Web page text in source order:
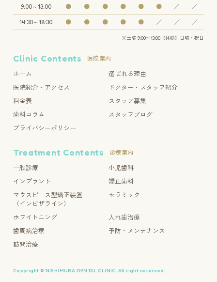
9:00～13:00 ● ● ● ● ● ● ／ ／
14:30～18:30 ● ● ● ● ● ／ ／ ／
※土曜 9:00〜13:00【休診】日曜・祝日
Clinic Contents 医院案内
ホーム
選ばれる理由
医院紹介・アクセス
ドクター・スタッフ紹介
料金表
スタッフ募集
歯科コラム
スタッフブログ
プライバシーポリシー
Treatment Contents 診療案内
一般診療
小児歯科
インプラント
矯正歯科
マウスピース型矯正装置
（インビザライン）
セラミック
ホワイトニング
入れ歯治療
歯周病治療
予防・メンテナンス
訪問治療
Copyright © NISHIMURA DENTAL CLINIC. All right reserved.